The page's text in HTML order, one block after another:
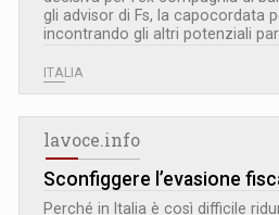
gli advisor di Fs, la capocordata
incontrando gli altri potenziali
ITALIA
lavoce.info
Sconfiggere l’evasione
Perché in Italia è così difficile